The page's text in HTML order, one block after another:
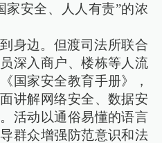
家安全、人人有责”的浓
身边。但渡司法所联合
深入商户、楼栋等人流
国家安全教育手册》，
讲解网络安全、数据安
活动以通俗易懂的语言
群众增强防范意识和法